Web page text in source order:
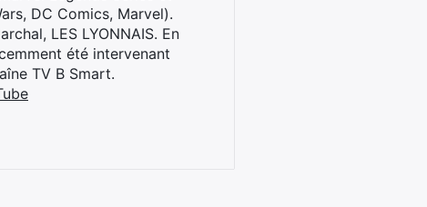
DC Comics, Marvel).
LES LYONNAIS. En
été intervenant
TV B Smart.